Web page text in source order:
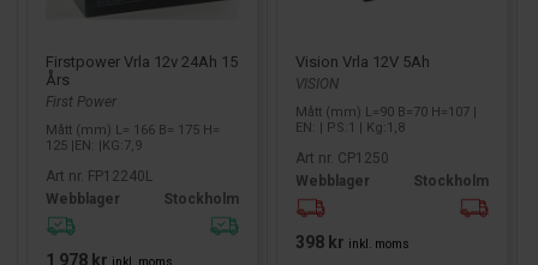
Firstpower Vrla 12v 24Ah 15
Års
First Power
Mått (mm) L= 166 B= 175 H=
125 |EN: |KG:7,9
Art nr. FP12240L
Webblager
Stockholm
1 978 kr inkl. moms
Vision Vrla 12V 5Ah
VISION
Mått (mm) L=90 B=70 H=107 |
EN: | PS:1 | Kg:1,8
Art nr. CP1250
Webblager
Stockholm
398 kr inkl. moms